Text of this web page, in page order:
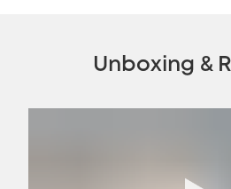
Unboxing &